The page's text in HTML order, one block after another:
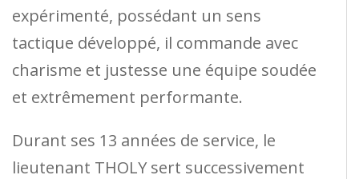
expérimenté, possédant un sens
tactique développé, il commande avec
charisme et justesse une équipe soudée
et extrêmement performante.
Durant ses 13 années de service, le
lieutenant THOLY sert successivement